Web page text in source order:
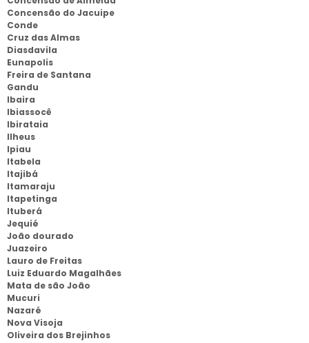
Concensão do Jacuipe
Conde
Cruz das Almas
Diasdavila
Eunapolis
Freira de Santana
Gandu
Ibaira
Ibiassocê
Ibirataia
Ilheus
Ipiau
Itabela
Itajibá
Itamaraju
Itapetinga
Ituberá
Jequié
João dourado
Juazeiro
Lauro de Freitas
Luiz Eduardo Magalhães
Mata de são João
Mucuri
Nazaré
Nova Visoja
Oliveira dos Brejinhos